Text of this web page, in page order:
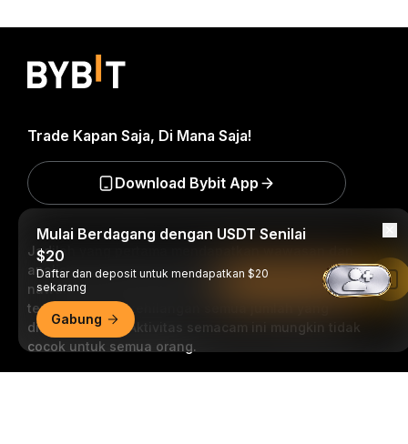
Jadilah yang pertama mendapatkan wawasan dan
analisis kritis dunia kripto: berlangganan sekarang ke
nawala kami.
Semua bentuk investasi memiliki risiko,
termasuk risiko kehilangan semua jumlah yang
diinvestasikan. Aktivitas semacam ini mungkin tidak
cocok untuk semua orang.
Trade Kapan Saja, Di Mana Saja!
Download Bybit App
Mulai Berdagang dengan USDT Senilai
$20
Daftar dan deposit untuk mendapatkan $20
sekarang
Gabung
Baca di Aplikasi Bybit